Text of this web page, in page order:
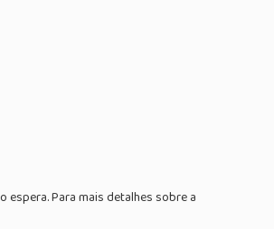
Para mais detalhes sobre a